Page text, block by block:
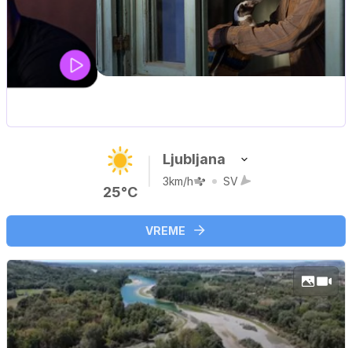
UEFA SUPERPOKAL
25°C
Ljubljana
3km/h SV
VREME